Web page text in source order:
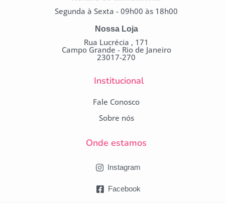
Segunda à Sexta - 09h00 às 18h00
Nossa Loja
Rua Lucrécia , 171
Campo Grande - Rio de Janeiro
23017-270
Institucional
Fale Conosco
Sobre nós
Onde estamos
Instagram
Facebook